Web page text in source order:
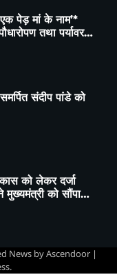
संदीप पांडे को
को लेकर दर्जा
मुख्यमंत्री को सौंपा
विषय पर हुआ
सिंह कैड़ा ने लगाया
निर्देश
News byAscendoor|
.